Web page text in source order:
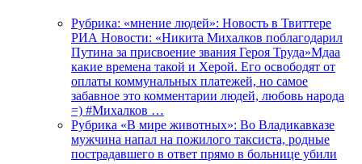
Рубрика: «мнение людей»: Новость в Твиттере
РИА Новости: «Никита Михалков поблагодарил
Путина за присвоение звания Героя Труда»Мдаа
какие времена такой и Херой. Его освободят от
оплаты коммунальных платежей, но самое
забавное это комментарии людей, любовь народа
=) #Михалков …
Рубрика «В мире животных»: Во Владикавказе
мужчина напал на пожилого таксиста, родные
пострадавшего в ответ прямо в больнице убили